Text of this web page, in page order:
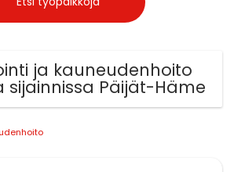
ja kauneudenhoito
sijainnissa Päijät-Häme